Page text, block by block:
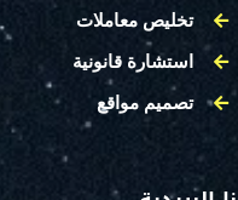
تخليص معاملات
استشارة قانونية
تصميم مواقع